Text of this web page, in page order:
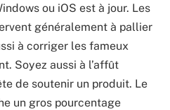
ou iOS est à jour. Les
généralement à pallier
à corriger les fameux
Soyez aussi à l’affût
de soutenir un produit. Le
un gros pourcentage